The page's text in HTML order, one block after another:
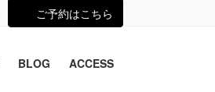
ご予約はこちら
BLOG ACCESS